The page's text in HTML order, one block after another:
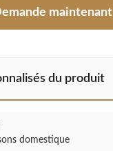
maintenant
du produit
domestique